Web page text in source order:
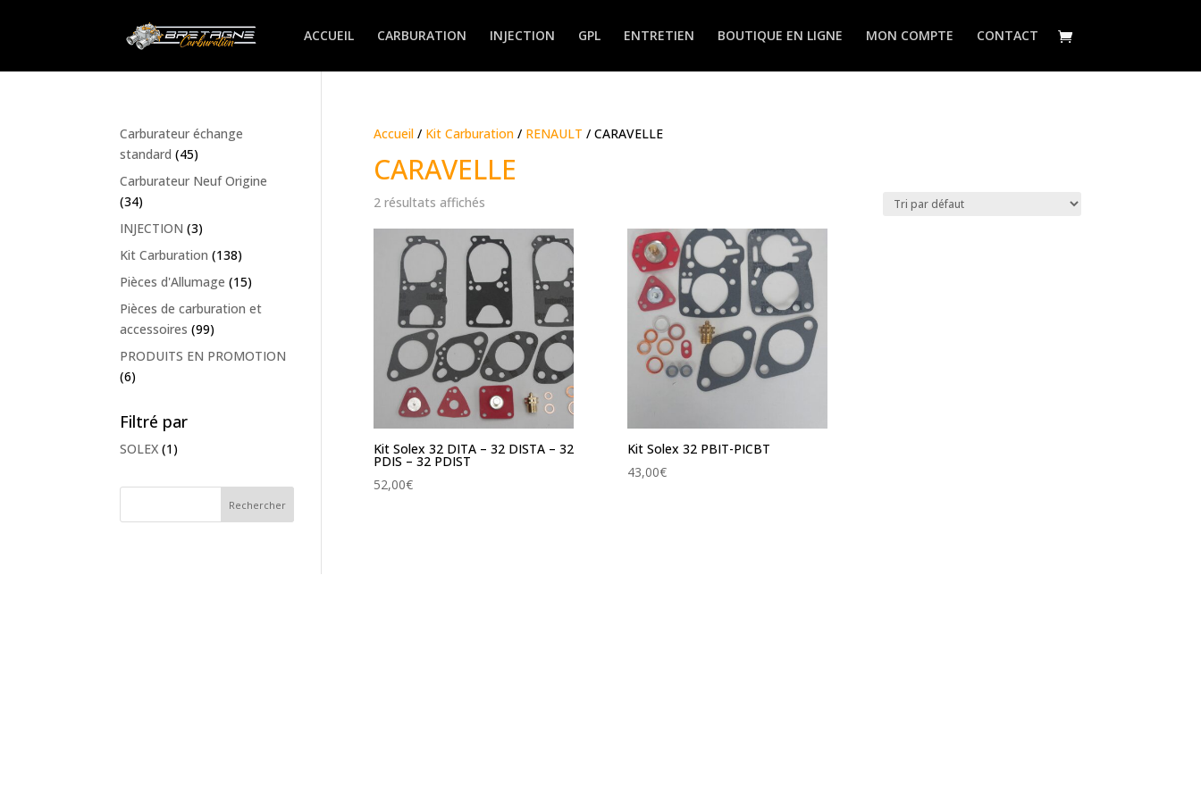
ACCUEIL CARBURATION INJECTION GPL ENTRETIEN BOUTIQUE EN LIGNE MON COMPTE CONTACT
Accueil/ Kit Carburation/ RENAULT / CARAVELLE
CARAVELLE
2 résultats affichés
Kit Solex 32 DITA – 32 DISTA – 32
PDIS – 32 PDIST
52,00€
Kit Solex 32 PBIT-PICBT
43,00€
Carburateur échange
standard (45)
Carburateur Neuf Origine
(34)
INJECTION (3)
Kit Carburation (138)
Pièces d'Allumage (15)
Pièces de carburation et
accessoires (99)
PRODUITS EN PROMOTION
(6)
Filtré par
SOLEX (1)